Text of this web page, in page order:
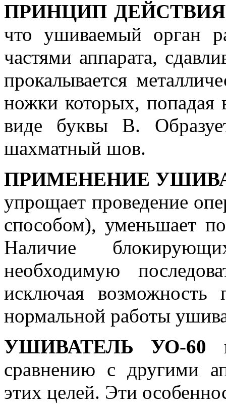
ПРИНЦИП ДЕЙСТВИЯ
что ушиваемый орган
частями аппарата,
прокалывается
ножки которых, попадая
виде буквы В.
шахматный шов.
ПРИМЕНЕНИЕ
упрощает проведение
способом), уменьшает
Наличие
необходимую
исключая
нормальной работы
УШИВАТЕЛЬ УО-60
сравнению с другими
этих целей. Эти